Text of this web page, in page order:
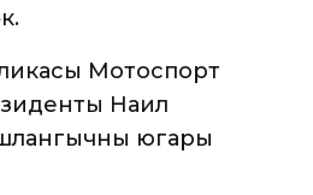
Мотоспорт
Наил
югары